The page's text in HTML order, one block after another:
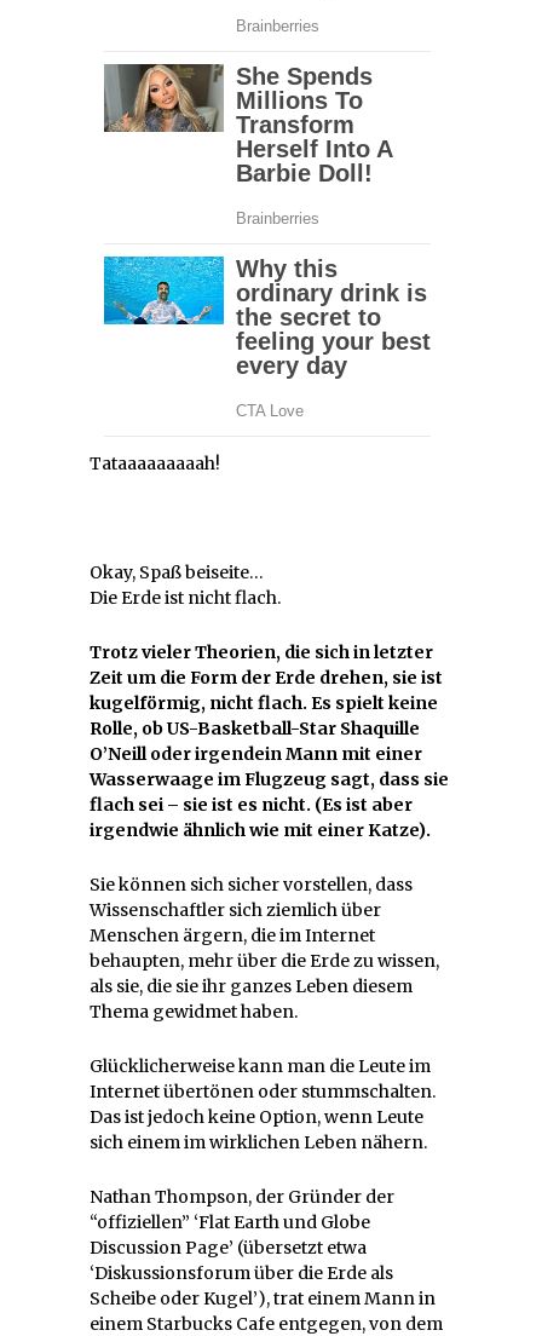
Tataaaaaaaaah!
Okay, Spaß beiseite…
Die Erde ist nicht flach.
Trotz vieler Theorien, die sich in letzter
Zeit um die Form der Erde drehen, sie ist
kugelförmig, nicht flach. Es spielt keine
Rolle, ob US-Basketball-Star Shaquille
O’Neill oder irgendein Mann mit einer
Wasserwaage im Flugzeug sagt, dass sie
flach sei – sie ist es nicht. (Es ist aber
irgendwie ähnlich wie mit einer Katze).
Sie können sich sicher vorstellen, dass
Wissenschaftler sich ziemlich über
Menschen ärgern, die im Internet
behaupten, mehr über die Erde zu wissen,
als sie, die sie ihr ganzes Leben diesem
Thema gewidmet haben.
Glücklicherweise kann man die Leute im
Internet übertönen oder stummschalten.
Das ist jedoch keine Option, wenn Leute
sich einem im wirklichen Leben nähern.
Nathan Thompson, der Gründer der
“offiziellen” ‘Flat Earth und Globe
Discussion Page’ (übersetzt etwa
‘Diskussionsforum über die Erde als
Scheibe oder Kugel’), trat einem Mann in
einem Starbucks Cafe entgegen, von dem